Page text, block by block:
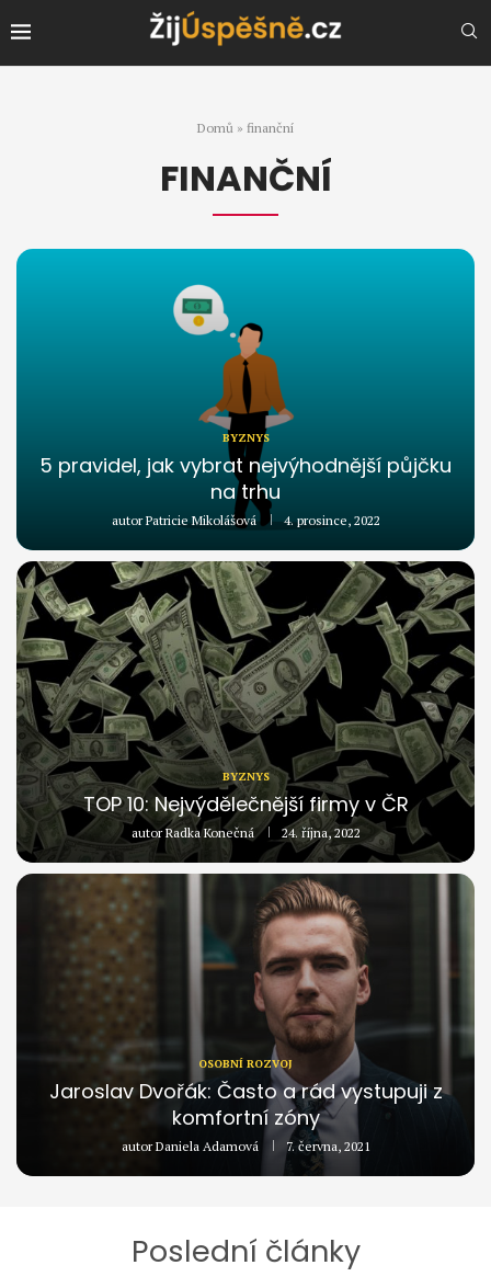
Domů » finanční
FINANČNÍ
BYZNYS
5 pravidel, jak vybrat nejvýhodnější půjčku
na trhu
autorPatricie Mikolášová 4. prosince, 2022
BYZNYS
TOP 10: Nejvýdělečnější firmy v ČR
autorRadka Konečná 24. října, 2022
OSOBNÍ ROZVOJ
Jaroslav Dvořák: Často a rád vystupuji z
komfortní zóny
autorDaniela Adamová 7. června, 2021
Poslední články